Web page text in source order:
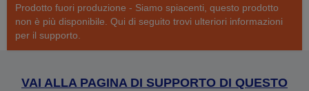
Prodotto fuori produzione - Siamo spiacenti, questo prodotto
non è più disponibile. Qui di seguito trovi ulteriori informazioni
per il supporto.
VAI ALLA PAGINA DI SUPPORTO DI QUESTO